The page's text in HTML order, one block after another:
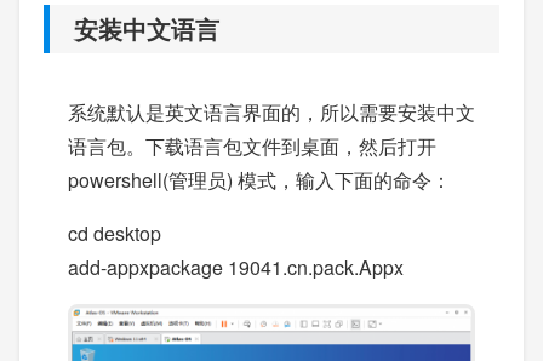
安装中文语言
系统默认是英文语言界面的，所以需要安装中文
语言包。下载语言包文件到桌面，然后打开
powershell(管理员) 模式，输入下面的命令：
cd desktop
​add-appxpackage 19041.cn.pack.Appx